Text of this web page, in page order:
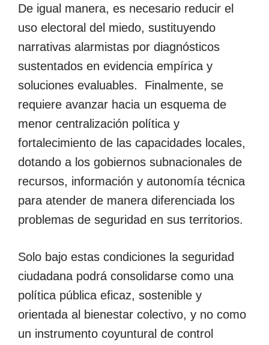
De igual manera, es necesario reducir el
uso electoral del miedo, sustituyendo
narrativas alarmistas por diagnósticos
sustentados en evidencia empírica y
soluciones evaluables. Finalmente, se
requiere avanzar hacia un esquema de
menor centralización política y
fortalecimiento de las capacidades locales,
dotando a los gobiernos subnacionales de
recursos, información y autonomía técnica
para atender de manera diferenciada los
problemas de seguridad en sus territorios.
Solo bajo estas condiciones la seguridad
ciudadana podrá consolidarse como una
política pública eficaz, sostenible y
orientada al bienestar colectivo, y no como
un instrumento coyuntural de control